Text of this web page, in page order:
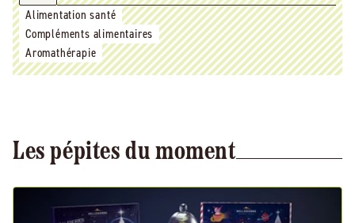
Alimentation santé
Compléments alimentaires
Aromathérapie
Les pépites du moment